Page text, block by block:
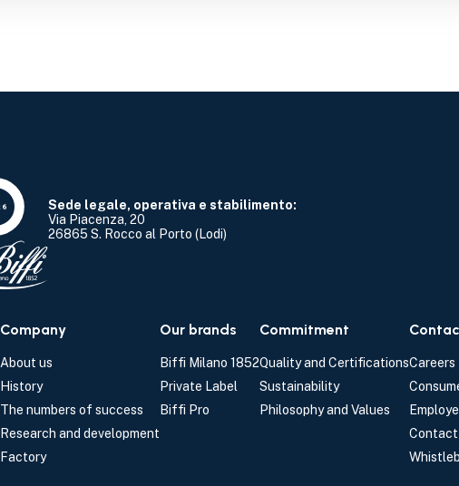
Sede legale, operativa e stabilimento:
Via Piacenza, 20
26865 S. Rocco al Porto (Lodi)
Company
About us
History
The numbers of success
Research and development
Factory
Our brands
Biffi Milano 1852
Private Label
Biffi Pro
Commitment
Quality and Certifications
Sustainability
Philosophy and Values
Careers
Contact